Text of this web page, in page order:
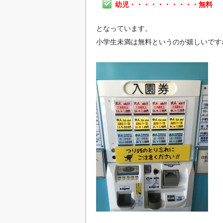
幼児・・・・・・・・・・無料
となっています。
小学生未満は無料というのが嬉しいです